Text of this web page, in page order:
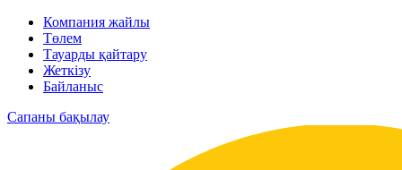
Компания жайлы
Төлем
Тауарды қайтару
Жеткізу
Байланыс
Сапаны бақылау